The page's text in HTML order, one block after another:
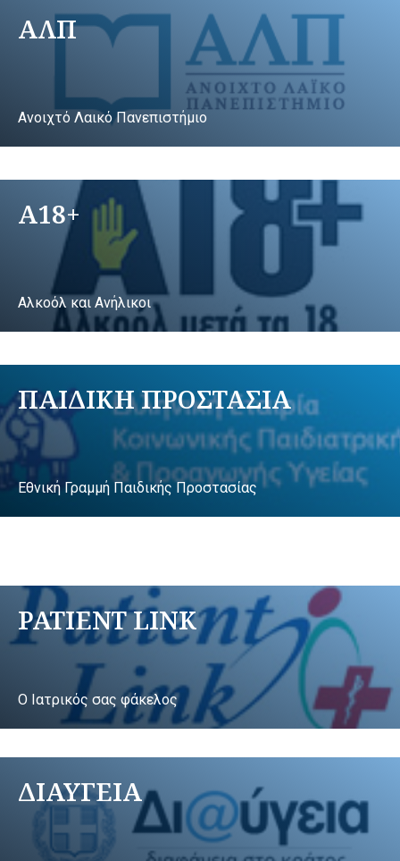
ΑΛΠ
Ανοιχτό Λαικό Πανεπιστήμιο
A18+
Αλκοόλ και Ανήλικοι
ΠΑΙΔΙΚΗ ΠΡΟΣΤΑΣΙΑ
Εθνική Γραμμή Παιδικής Προστασίας
PATIENT LINK
Ο Ιατρικός σας φάκελος
ΔΙΑΥΓΕΙΑ